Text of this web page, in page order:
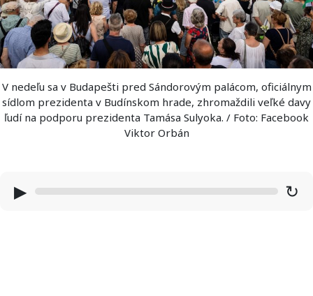
V nedeľu sa v Budapešti pred Sándorovým palácom, oficiálnym
sídlom prezidenta v Budínskom hrade, zhromaždili veľké davy
ľudí na podporu prezidenta Tamása Sulyoka. / Foto: Facebook
Viktor Orbán
▶ ↻